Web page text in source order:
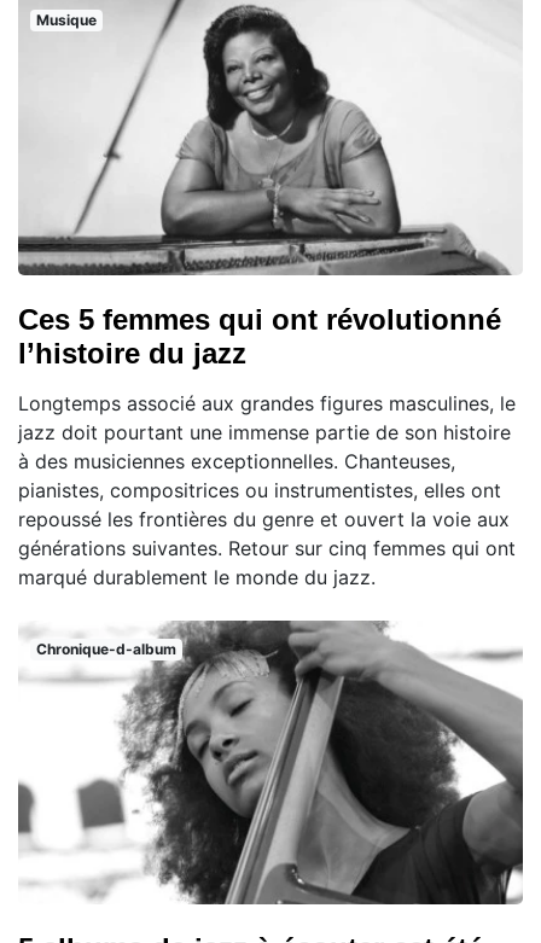
Musique
Ces 5 femmes qui ont révolutionné
l’histoire du jazz
Longtemps associé aux grandes figures masculines, le
jazz doit pourtant une immense partie de son histoire
à des musiciennes exceptionnelles. Chanteuses,
pianistes, compositrices ou instrumentistes, elles ont
repoussé les frontières du genre et ouvert la voie aux
générations suivantes. Retour sur cinq femmes qui ont
marqué durablement le monde du jazz.
Chronique-d-album